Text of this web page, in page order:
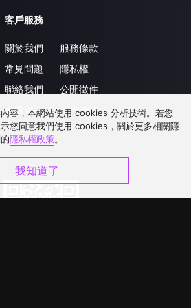
客戶服務
關於我們
常見問題
聯絡我們
升級VIP
服務條款
隱私權
公開徵件
合作洽談
容，本網站使用 cookies 分析技術。若您
您同意我們使用 cookies，關於更多相關隱
隱私權政策。
我知道了